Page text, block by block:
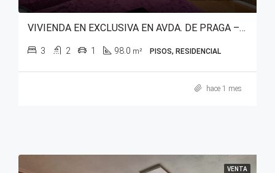
VIVIENDA EN EXCLUSIVA EN AVDA. DE PRAGA – SALBURUA (PARQUE DEL ESTE)
3 2 1 98.0 m² PISOS, RESIDENCIAL
hace 1 mes
VENTA